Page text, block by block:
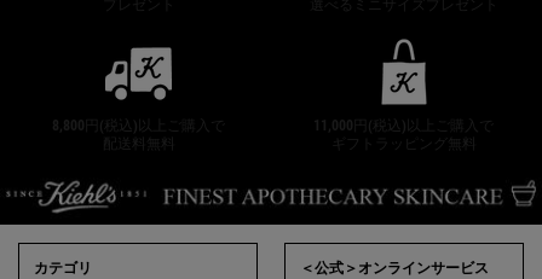
選べるミニサイズプレゼント
8,800円(税込)以上ご購入で
11,000円(税込)以上ご購入で
カテゴリ
＜公式＞オンラインサービス